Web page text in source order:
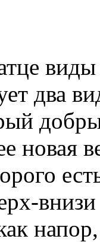
два
новая